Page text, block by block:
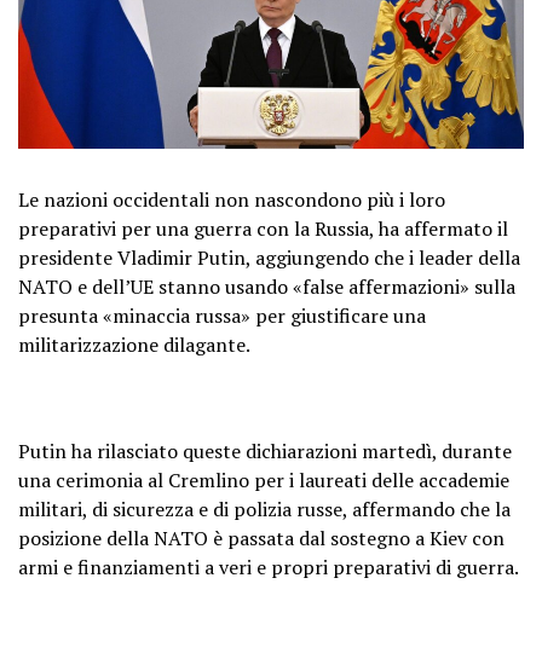
Le nazioni occidentali non nascondono più i loro
preparativi per una guerra con la Russia, ha affermato il
presidente Vladimir Putin, aggiungendo che i leader della
NATO e dell’UE stanno usando «false affermazioni» sulla
presunta «minaccia russa» per giustificare una
militarizzazione dilagante.
Putin ha rilasciato queste dichiarazioni martedì, durante
una cerimonia al Cremlino per i laureati delle accademie
militari, di sicurezza e di polizia russe, affermando che la
posizione della NATO è passata dal sostegno a Kiev con
armi e finanziamenti a veri e propri preparativi di guerra.